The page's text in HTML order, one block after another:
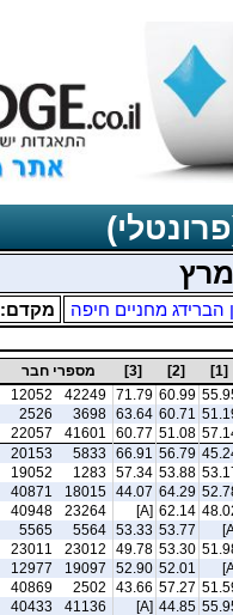
הברידג מחניים חיפה מקדם:
[1]
[2]
[3] מספרי חבר
60.99
71.79
42249
12052
60.71
63.64
3698
2526
51.08
60.77
41601
22057
56.79
66.91
5833
20153
53.88
57.34
1283
19052
64.29
44.07
18015
40871
62.14
[A]
23264
40948
53.77
53.33
5564
5565
53.30
49.78
23012
23011
52.01
52.90
19097
12977
57.27
43.66
2502
40869
44.85
[A]
41136
40433